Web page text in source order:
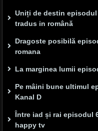
Uniți de destin episodul
tradus in română
Dragoste posibilă
romana
La marginea lumii
Pe mâini bune ultimul
Kanal D
Între iad și rai episodul
happy tv